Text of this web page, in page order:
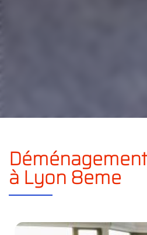
à Lyon 8eme